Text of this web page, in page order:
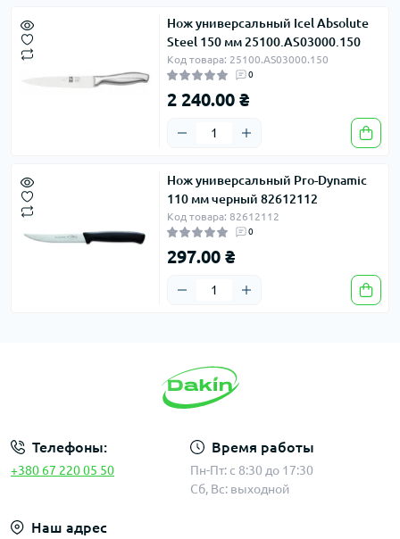
Нож универсальный Icel Absolute
Steel 150 мм 25100.AS03000.150
Код товара: 25100.AS03000.150
0
2 240.00 ₴
Нож универсальный Pro-Dynamic
110 мм черный 82612112
Код товара: 82612112
0
297.00 ₴
Телефоны:
+380 67 220 05 50
Время работы
Пн-Пт: с 8:30 до 17:30
Сб, Вс: выходной
Наш адрес